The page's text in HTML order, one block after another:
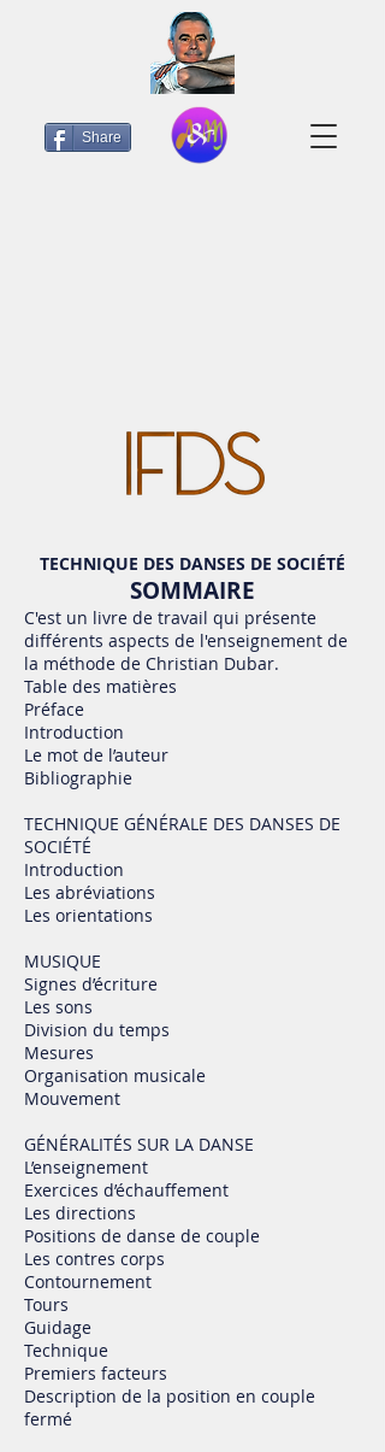
Share
TECHNIQUE DES DANSES DE SOCIÉTÉ
SOMMAIRE
C'est un livre de travail qui présente
différents aspects de l'enseignement de
la méthode de Christian Dubar.
Table des matières
Préface
Introduction
Le mot de l’auteur
Bibliographie
TECHNIQUE GÉNÉRALE DES DANSES DE
SOCIÉTÉ
Introduction
Les abréviations
Les orientations
MUSIQUE
Signes d’écriture
Les sons
Division du temps
Mesures
Organisation musicale
Mouvement
GÉNÉRALITÉS SUR LA DANSE
L’enseignement
Exercices d’échauffement
Les directions
Positions de danse de couple
Les contres corps
Contournement
Tours
Guidage
Technique
Premiers facteurs
Description de la position en couple
fermé